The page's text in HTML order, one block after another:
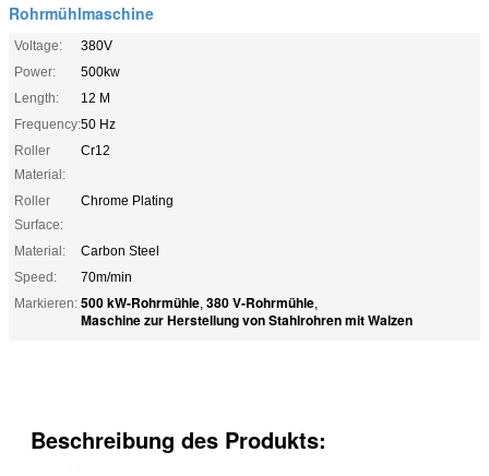
Rohrmühlmaschine
Voltage:
380V
Power:
500kw
Length:
12 M
Frequency:50 Hz
Roller
Material:
Cr12
Roller
Surface:
Chrome Plating
Material:
Carbon Steel
Speed:
70m/min
Markieren: 500 kW-Rohrmühle, 380 V-Rohrmühle,
Maschine zur Herstellung von Stahlrohren mit Walzen
Beschreibung des Produkts: